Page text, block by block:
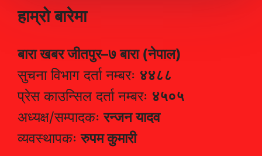
हाम्रो बारेमा
बारा खबर जीतपुर–७ बारा (नेपाल)
सुचना विभाग दर्ता नम्बरः ४४८८
प्रेस काउन्सिल दर्ता नम्बरः ४५०५
अध्यक्ष/सम्पादकःरन्जन यादव
व्यवस्थापकःरुपम कुमारी